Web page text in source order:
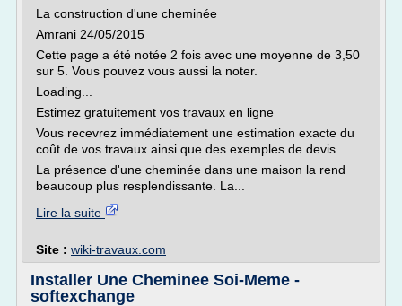
La construction d'une cheminée
Amrani 24/05/2015
Cette page a été notée 2 fois avec une moyenne de 3,50
sur 5. Vous pouvez vous aussi la noter.
Loading...
Estimez gratuitement vos travaux en ligne
Vous recevrez immédiatement une estimation exacte du
coût de vos travaux ainsi que des exemples de devis.
La présence d'une cheminée dans une maison la rend
beaucoup plus resplendissante. La...
Lire la suite
Site : wiki-travaux.com
Installer Une Cheminee Soi-Meme -
softexchange